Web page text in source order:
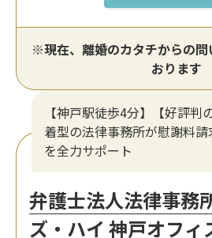
※現在、離婚のカタチからの問
おります
【神戸駅徒歩4分】【好評判
着型の法律事務所が慰謝料
を全力サポート
弁護士法人法律事務
ズ・ハイ 神戸オフィ